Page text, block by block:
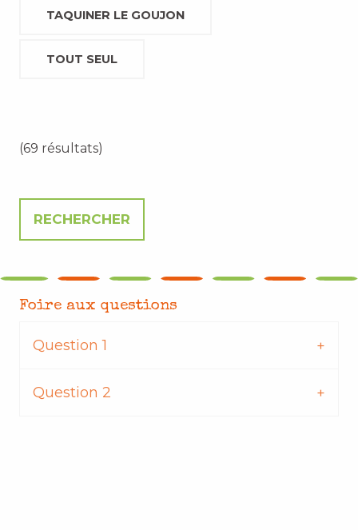
TAQUINER LE GOUJON
TOUT SEUL
(69 résultats)
Foire aux questions
Question 1
Question 2